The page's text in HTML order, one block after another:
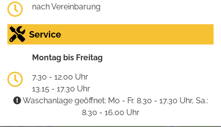
nach Vereinbarung
Service
Montag bis Freitag
7.30 - 12.00 Uhr
13.15 - 17.30 Uhr
Waschanlage geöffnet: Mo - Fr. 8.30 - 17.30 Uhr, Sa.:
8.30 - 16.00 Uhr